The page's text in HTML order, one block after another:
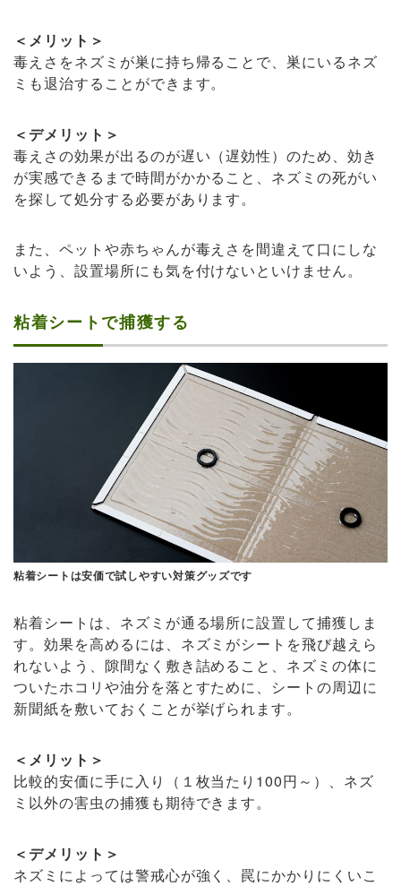
＜メリット＞
毒えさをネズミが巣に持ち帰ることで、巣にいるネズ
ミも退治することができます。
＜デメリット＞
毒えさの効果が出るのが遅い（遅効性）のため、効き
が実感できるまで時間がかかること、ネズミの死がい
を探して処分する必要があります。
また、ペットや赤ちゃんが毒えさを間違えて口にしな
いよう、設置場所にも気を付けないといけません。
粘着シートで捕獲する
粘着シートは安価で試しやすい対策グッズです
粘着シートは、ネズミが通る場所に設置して捕獲しま
す。効果を高めるには、ネズミがシートを飛び越えら
れないよう、隙間なく敷き詰めること、ネズミの体に
ついたホコリや油分を落とすために、シートの周辺に
新聞紙を敷いておくことが挙げられます。
＜メリット＞
比較的安価に手に入り（１枚当たり100円～）、ネズ
ミ以外の害虫の捕獲も期待できます。
＜デメリット＞
ネズミによっては警戒心が強く、罠にかかりにくいこ